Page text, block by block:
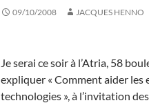
09/10/2008 JACQUES HENNO
Je serai ce soir à l’Atria, 58
expliquer « Comment aider les
technologies », à l’invitation